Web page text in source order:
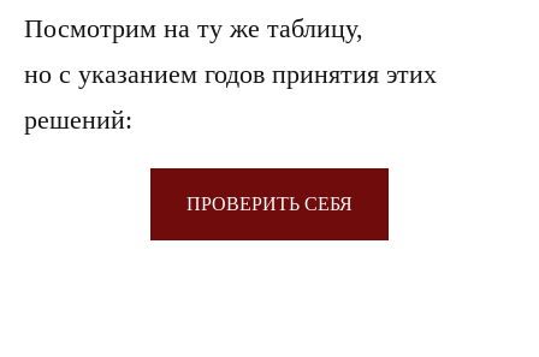
Посмотрим на ту же таблицу,
но с указанием годов принятия этих
решений:
ПРОВЕРИТЬ СЕБЯ